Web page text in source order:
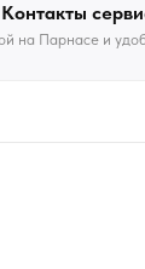
Контакты
на Парнасе и